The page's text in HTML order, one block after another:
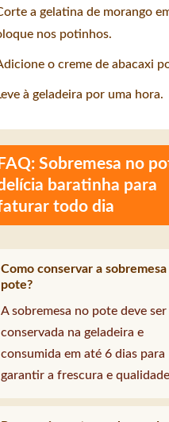
a gelatina de morango
nos potinhos.
o creme de abacaxi
à geladeira por uma hora.
FAQ: Sobremesa no
baratinha para
todo dia
Como conservar a
pote?
A sobremesa no pote deve ser
conservada na geladeira e
consumida em até 6 dias para
garantir a frescura e